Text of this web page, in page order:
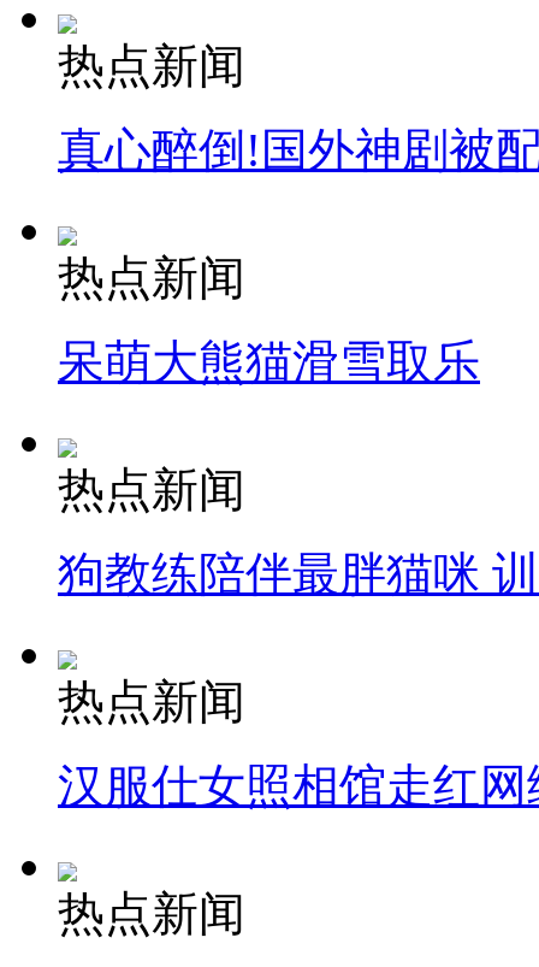
热点新闻
真心醉倒!国外神剧被
热点新闻
呆萌大熊猫滑雪取乐
热点新闻
狗教练陪伴最胖猫咪
热点新闻
汉服仕女照相馆走红网
热点新闻